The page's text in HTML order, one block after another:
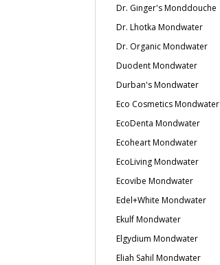
Dr. Ginger's Monddouche
Dr. Lhotka Mondwater
Dr. Organic Mondwater
Duodent Mondwater
Durban's Mondwater
Eco Cosmetics Mondwater
EcoDenta Mondwater
Ecoheart Mondwater
EcoLiving Mondwater
Ecovibe Mondwater
Edel+White Mondwater
Ekulf Mondwater
Elgydium Mondwater
Eliah Sahil Mondwater